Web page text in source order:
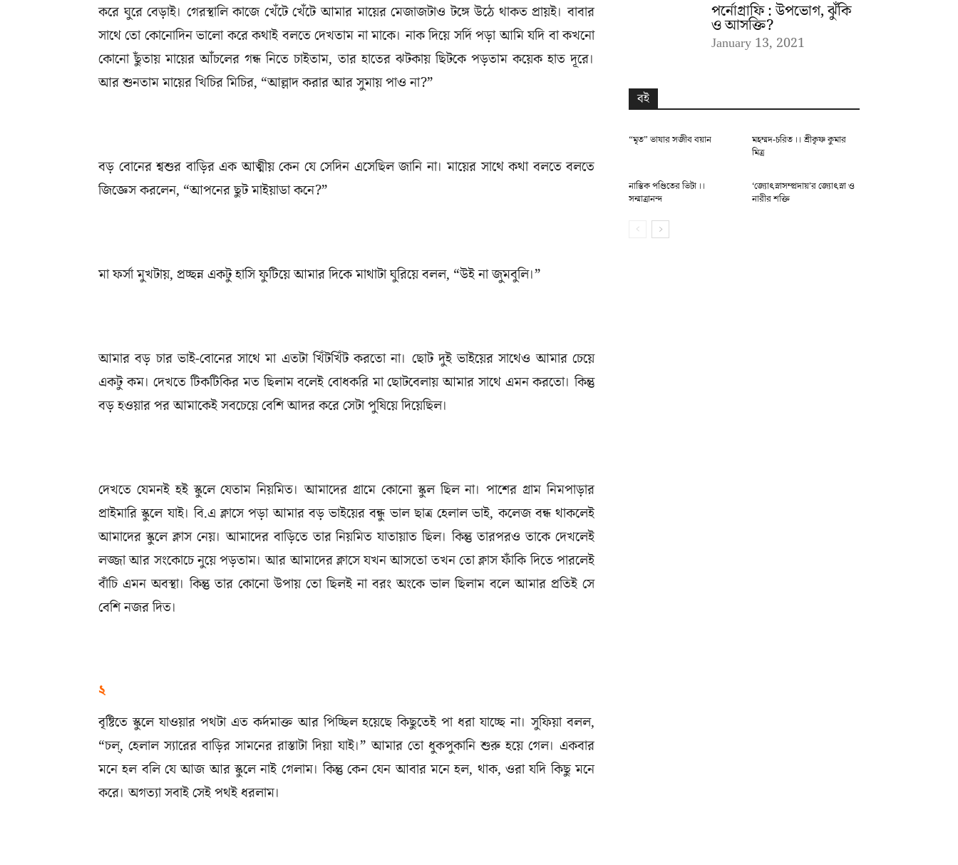
করে ঘুরে বেড়াই। গেরস্থালি কাজে খেঁটে খেঁটে আমার মায়ের মেজাজটাও টঙ্গে উঠে থাকত প্রায়ই। বাবার
সাথে তো কোনোদিন ভালো করে কথাই বলতে দেখতাম না মাকে। নাক দিয়ে সর্দি পড়া আমি যদি বা কখনো
কোনো ছুঁতায় মায়ের আঁচলের গন্ধ নিতে চাইতাম, তার হাতের ঝটকায় ছিটকে পড়তাম কয়েক হাত দূরে।
আর শুনতাম মায়ের খিচির মিচির, “আল্লাদ করার আর সুমায় পাও না?”
বড় বোনের শ্বশুর বাড়ির এক আত্মীয় কেন যে সেদিন এসেছিল জানি না। মায়ের সাথে কথা বলতে বলতে
জিজ্ঞেস করলেন, “আপনের ছুট মাইয়াডা কনে?”
মা ফর্সা মুখটায়, প্রচ্ছন্ন একটু হাসি ফুটিয়ে আমার দিকে মাথাটা ঘুরিয়ে বলল, “উই না জুমবুলি।”
আমার বড় চার ভাই-বোনের সাথে মা এতটা খিঁটখিঁট করতো না। ছোট দুই ভাইয়ের সাথেও আমার চেয়ে
একটু কম। দেখতে টিকটিকির মত ছিলাম বলেই বোধকরি মা ছোটবেলায় আমার সাথে এমন করতো। কিন্তু
বড় হওয়ার পর আমাকেই সবচেয়ে বেশি আদর করে সেটা পুষিয়ে দিয়েছিল।
দেখতে যেমনই হই স্কুলে যেতাম নিয়মিত। আমাদের গ্রামে কোনো স্কুল ছিল না। পাশের গ্রাম নিমপাড়ার
প্রাইমারি স্কুলে যাই। বি.এ ক্লাসে পড়া আমার বড় ভাইয়ের বন্ধু ভাল ছাত্র হেলাল ভাই, কলেজ বন্ধ থাকলেই
আমাদের স্কুলে ক্লাস নেয়। আমাদের বাড়িতে তার নিয়মিত যাতায়াত ছিল। কিন্তু তারপরও তাকে দেখলেই
লজ্জা আর সংকোচে নুয়ে পড়তাম। আর আমাদের ক্লাসে যখন আসতো তখন তো ক্লাস ফাঁকি দিতে পারলেই
বাঁচি এমন অবস্থা। কিন্তু তার কোনো উপায় তো ছিলই না বরং অংকে ভাল ছিলাম বলে আমার প্রতিই সে
বেশি নজর দিত।
২
বৃষ্টিতে স্কুলে যাওয়ার পথটা এত কর্দমাক্ত আর পিচ্ছিল হয়েছে কিছুতেই পা ধরা যাচ্ছে না। সুফিয়া বলল,
“চল্‌, হেলাল স্যারের বাড়ির সামনের রাস্তাটা দিয়া যাই।” আমার তো ধুকপুকানি শুরু হয়ে গেল। একবার
মনে হল বলি যে আজ আর স্কুলে নাই গেলাম। কিন্তু কেন যেন আবার মনে হল, থাক, ওরা যদি কিছু মনে
করে। অগত্যা সবাই সেই পথই ধরলাম।
পর্নোগ্রাফি : উপভোগ, ঝুঁকি
ও আসক্তি?
January 13, 2021
বই
“মৃত” ভাষার সজীব বয়ান
মহম্মদ-চরিত ।। শ্রীকৃষ্ণ কুমার
মিত্র
নাস্তিক পণ্ডিতের ভিটা ।।
সন্মাত্রানন্দ
‘জ্যোৎস্নাসম্প্রদায়’র জ্যোৎস্না ও
নারীর শক্তি